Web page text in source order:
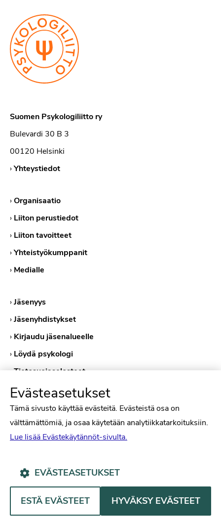
Suomen Psykologiliitto ry
Bulevardi 30 B 3
00120 Helsinki
›Yhteystiedot
›Organisaatio
› Liiton perustiedot
› Liiton tavoitteet
›Yhteistyökumppanit
› Medialle
›Jäsenyys
›Jäsenyhdistykset
› Kirjaudu jäsenalueelle
› Löydä psykologi
›Tietosuojaselosteet
›Evästekäytännöt
Psykologiliitto Facebookissa
Psykologiliitto Instagramissa
Psykologiliitto LinkedInissä
Psykologiliitto
Evästeasetukset
Tämä sivusto käyttää evästeitä. Evästeistä osa on
välttämättömiä, ja osaa käytetään analytiikkatarkoituksiin.
Lue lisää Evästekäytännöt-sivulta.
EVÄSTEASETUKSET
ESTÄ EVÄSTEET HYVÄKSY EVÄSTEET